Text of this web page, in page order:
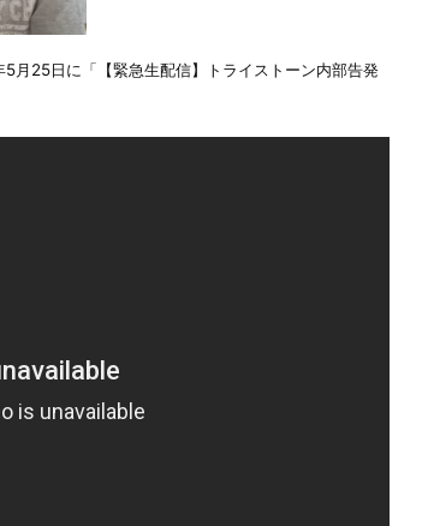
月25日に「【緊急生配信】トライストーン内部告発